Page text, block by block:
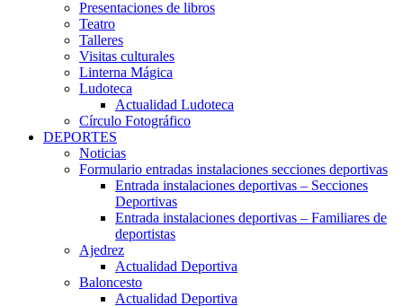
Presentaciones de libros
Teatro
Talleres
Visitas culturales
Linterna Mágica
Ludoteca
Actualidad Ludoteca
Círculo Fotográfico
DEPORTES
Noticias
Formulario entradas instalaciones secciones deportivas
Entrada instalaciones deportivas – Secciones
Deportivas
Entrada instalaciones deportivas – Familiares de
deportistas
Ajedrez
Actualidad Deportiva
Baloncesto
Actualidad Deportiva